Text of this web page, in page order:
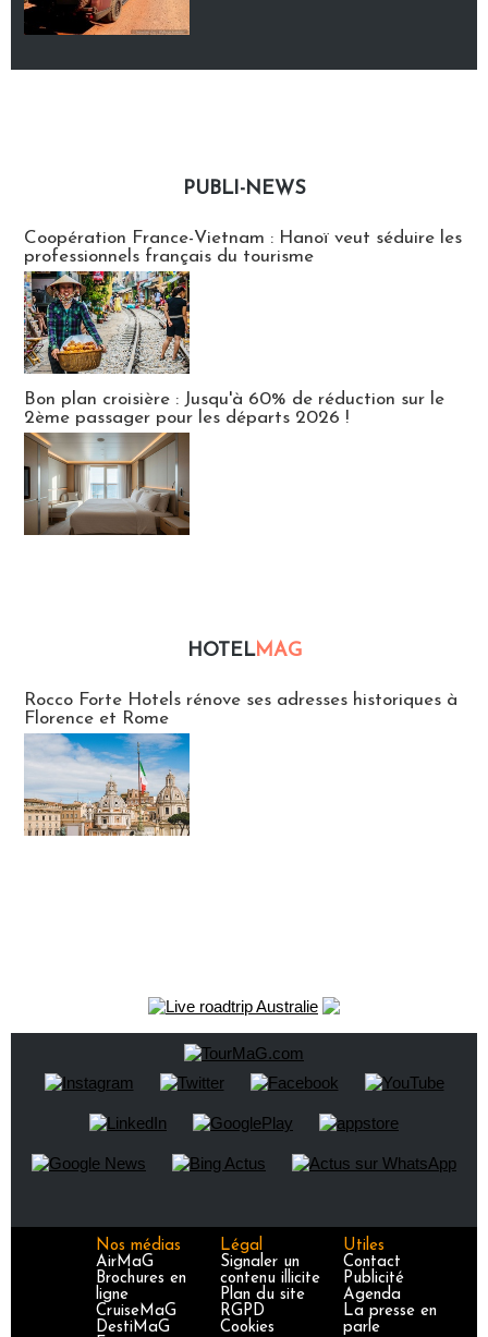
PUBLI-NEWS
Coopération France-Vietnam : Hanoï veut séduire les
professionnels français du tourisme
Bon plan croisière : Jusqu'à 60% de réduction sur le
2ème passager pour les départs 2026 !
HOTELMAG
Rocco Forte Hotels rénove ses adresses historiques à
Florence et Rome
Nos médias
AirMaG
Brochures en
ligne
CruiseMaG
DestiMaG
Légal
Signaler un
contenu illicite
Plan du site
RGPD
Cookies
Utiles
Contact
Publicité
Agenda
La presse en
parle